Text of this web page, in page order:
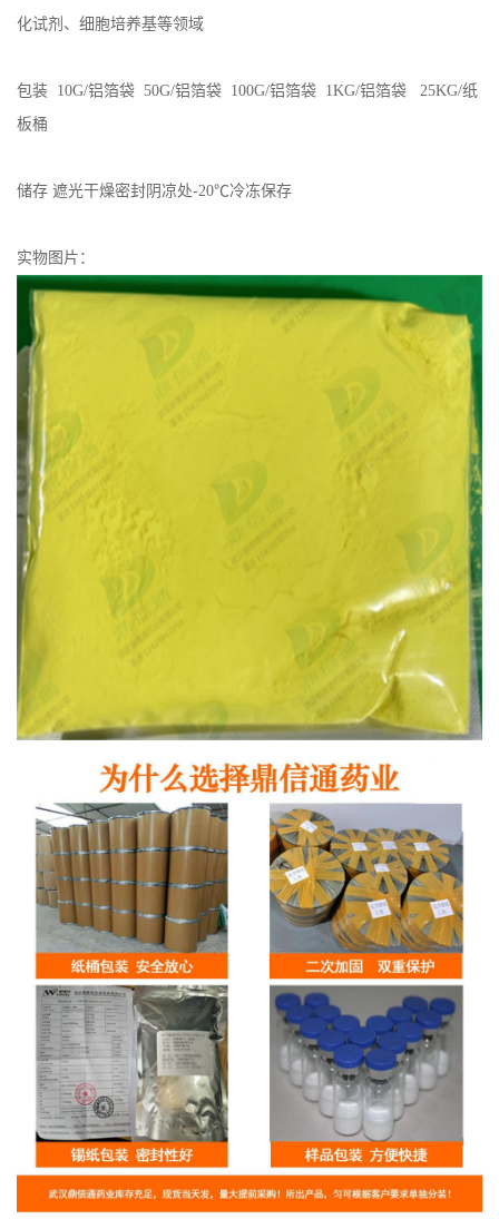
言
化试剂、细胞培养基等领域
包装 10G/铝箔袋 50G/铝箔袋 100G/铝箔袋 1KG/铝箔袋 25KG/纸
板桶
储存 遮光干燥密封阴凉处-20℃冷冻保存
实物图片：